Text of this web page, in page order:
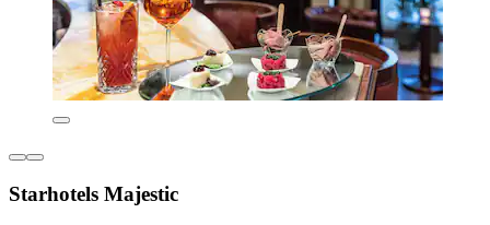
Starhotels Majestic